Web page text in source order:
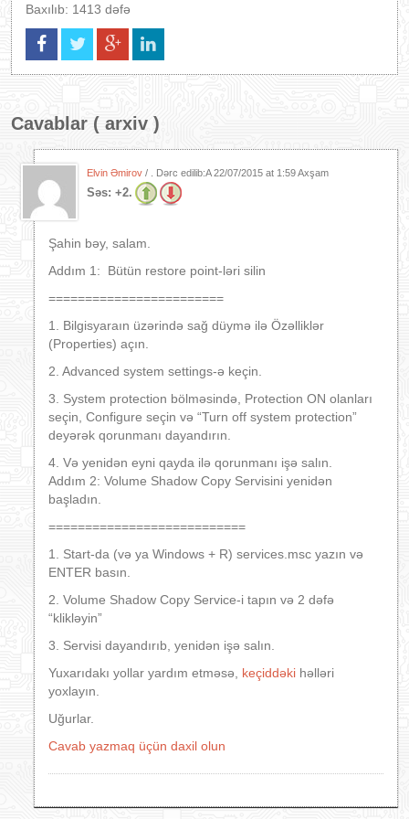
Baxılıb: 1413 dəfə
Cavablar ( arxiv )
Elvin Əmirov / . Dərc edilib:A22/07/2015 at 1:59 Axşam
Səs: +2.
Şahin bəy, salam.
Addım 1: Bütün restore point-ləri silin
========================
1. Bilgisyaraın üzərində sağ düymə ilə Özəlliklər
(Properties) açın.
2. Advanced system settings-ə keçin.
3. System protection bölməsində, Protection ON olanları
seçin, Configure seçin və “Turn off system protection”
deyərək qorunmanı dayandırın.
4. Və yenidən eyni qayda ilə qorunmanı işə salın.
Addım 2: Volume Shadow Copy Servisini yenidən
başladın.
===========================
1. Start-da (və ya Windows + R) services.msc yazın və
ENTER basın.
2. Volume Shadow Copy Service-i tapın və 2 dəfə
“klikləyin”
3. Servisi dayandırıb, yenidən işə salın.
Yuxarıdakı yollar yardım etməsə, keçiddəki həlləri
yoxlayın.
Uğurlar.
Cavab yazmaq üçün daxil olun